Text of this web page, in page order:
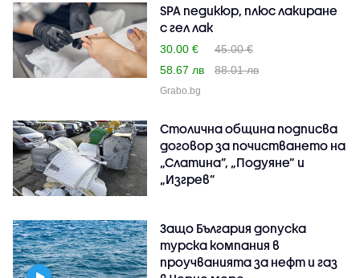
SPA педикюр, плюс лакиране
с гел лак
30.00 €
45.00 €
58.67 лв
88.01 лв
Grabo.bg
Столична община подписва
договор за почистването на
„Слатина”, „Подуяне” и
„Изгрев”
Защо България допуска
турска компания в
проучванията за нефт и газ